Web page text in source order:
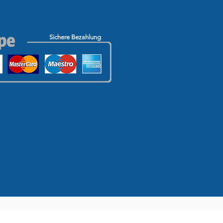
Sichere Bezahlung